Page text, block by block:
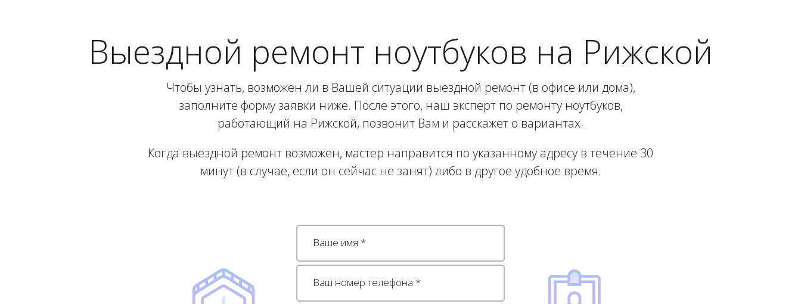
Выездной ремонт ноутбуков на Рижской
Чтобы узнать, возможен ли в Вашей ситуации выездной ремонт (в офисе или дома),
заполните форму заявки ниже. После этого, наш эксперт по ремонту ноутбуков,
работающий на Рижской, позвонит Вам и расскажет о вариантах.
Когда выездной ремонт возможен, мастер направится по указанному адресу в течение 30
минут (в случае, если он сейчас не занят) либо в другое удобное время.